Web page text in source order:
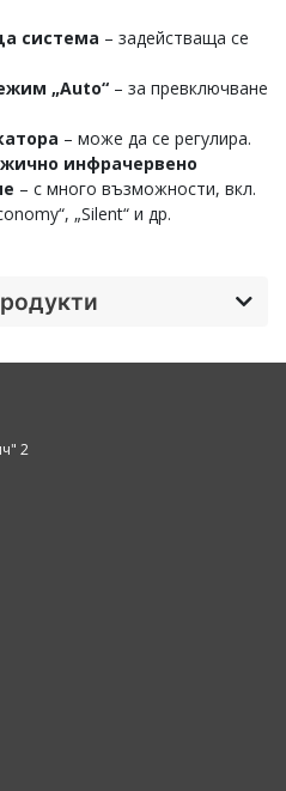
система – задействаща се
„Auto“ – за превключване
– може да се регулира.
инфрачервено
– с много възможности, вкл.
„Silent“ и др.
2